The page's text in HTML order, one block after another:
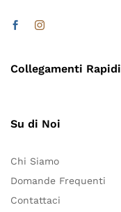
Collegamenti Rapidi
Su di Noi
Chi Siamo
Domande Frequenti
Contattaci